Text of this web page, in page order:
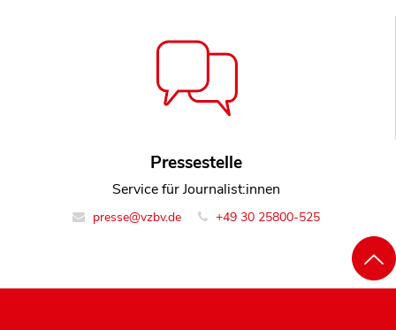
Pressestelle
Service für Journalist:innen
presse@vzbv.de +49 30 25800-525